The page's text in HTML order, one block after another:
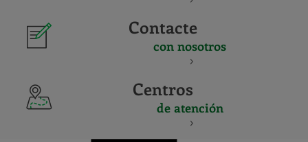
Contacte
con nosotros
Centros
de atención